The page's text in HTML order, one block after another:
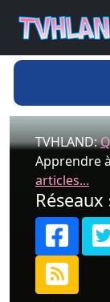
TVHLAND:
Apprendre
articles...